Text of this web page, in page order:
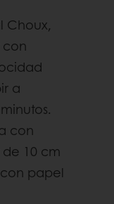
Choux,
con
a
con
10 cm
papel